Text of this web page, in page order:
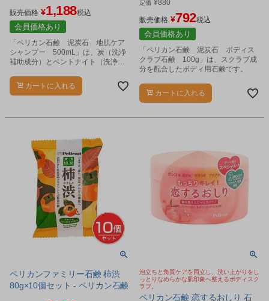
販売価格 ¥1,188税込
会員価格あり
「ペリカン石鹸 泥炭石 地肌ケア
シャンプー 500mL」は、炭（洗浄
補助成分）とベントナイト（洗浄・
す。
カートに入れる
定価 ¥880
販売価格 ¥792税込
会員価格あり
「ペリカン石鹸 泥炭石 ボディス
クラブ石鹸 100g」は、スクラブ成
分を配合したボディ用石鹸です。
カートに入れる
ペリカンファミリー石鹸 柿渋
80g×10個セット - ペリカン石鹸
泡立ちと角質ケアを両立し、洗い上がりをし
っとりなめらかな肌印象へ整えるボディスク
ラブ。
ペリカン石鹸 恋するおしり 石